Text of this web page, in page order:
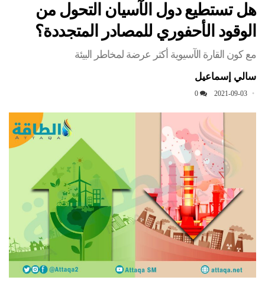
هل تستطيع دول الآسيان التحول من
الوقود الأحفوري للمصادر المتجددة؟
مع كون القارة الآسيوية أكثر عرضة لمخاطر البيئة
سالي إسماعيل
2021-09-03
0